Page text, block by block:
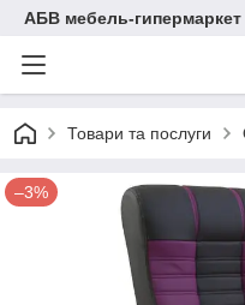
АБВ мебель-
Товари та послуги
–3%